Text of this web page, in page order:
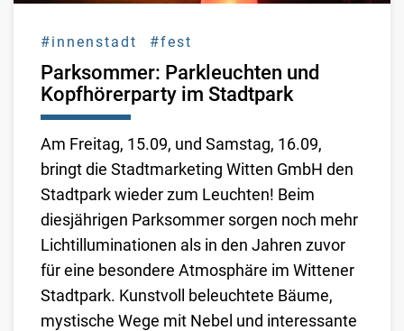
#innenstadt #fest
Parksommer: Parkleuchten und
Kopfhörerparty im Stadtpark
Am Freitag, 15.09, und Samstag, 16.09,
bringt die Stadtmarketing Witten GmbH den
Stadtpark wieder zum Leuchten! Beim
diesjährigen Parksommer sorgen noch mehr
Lichtilluminationen als in den Jahren zuvor
für eine besondere Atmosphäre im Wittener
Stadtpark. Kunstvoll beleuchtete Bäume,
mystische Wege mit Nebel und interessante